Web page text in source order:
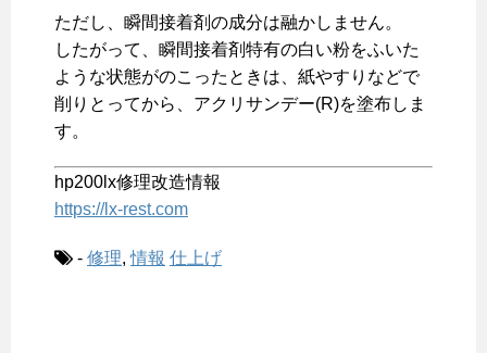
ただし、瞬間接着剤の成分は融かしません。
したがって、瞬間接着剤特有の白い粉をふいた
ような状態がのこったときは、紙やすりなどで
削りとってから、アクリサンデー(R)を塗布しま
す。
hp200lx修理改造情報
https://lx-rest.com
- 修理,情報 仕上げ